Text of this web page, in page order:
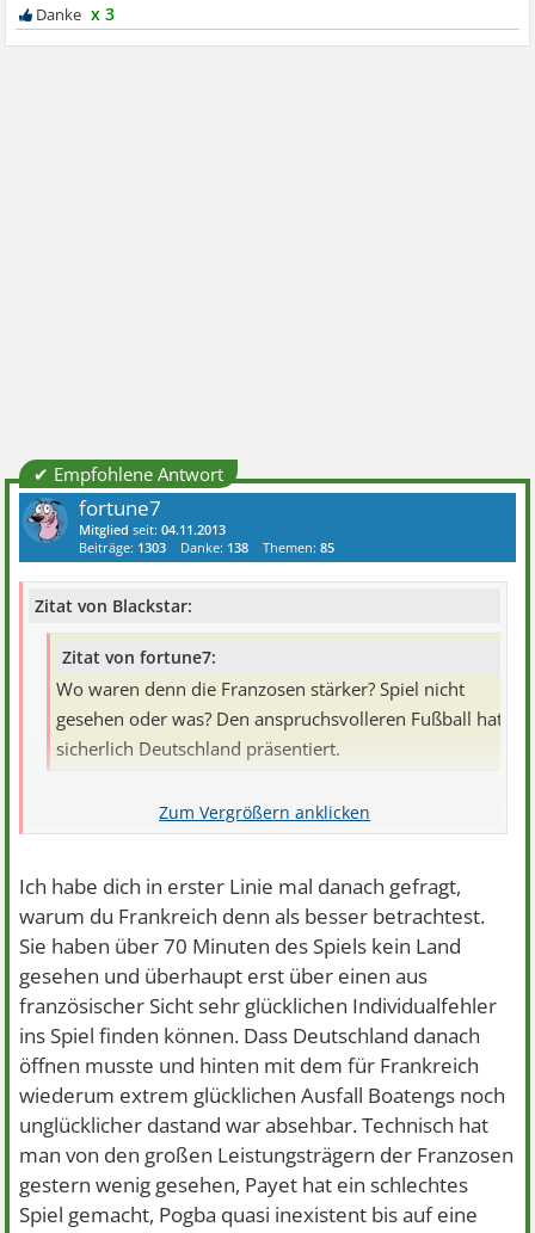
x 3
✔ Empfohlene Antwort
fortune7
Mitglied seit:04.11.2013
Beiträge: 1303 Danke: 138 Themen:85
Zitat von Blackstar:
Zitat von fortune7:
Wo waren denn die Franzosen stärker? Spiel nicht
gesehen oder was? Den anspruchsvolleren Fußball hat
sicherlich Deutschland präsentiert.
Sind wir heute etwas gereizt und suchen einen Ableiter?
Ich habe dich in erster Linie mal danach gefragt,
warum du Frankreich denn als besser betrachtest.
Sie haben über 70 Minuten des Spiels kein Land
gesehen und überhaupt erst über einen aus
französischer Sicht sehr glücklichen Individualfehler
ins Spiel finden können. Dass Deutschland danach
öffnen musste und hinten mit dem für Frankreich
wiederum extrem glücklichen Ausfall Boatengs noch
unglücklicher dastand war absehbar. Technisch hat
man von den großen Leistungsträgern der Franzosen
gestern wenig gesehen, Payet hat ein schlechtes
Spiel gemacht, Pogba quasi inexistent bis auf eine